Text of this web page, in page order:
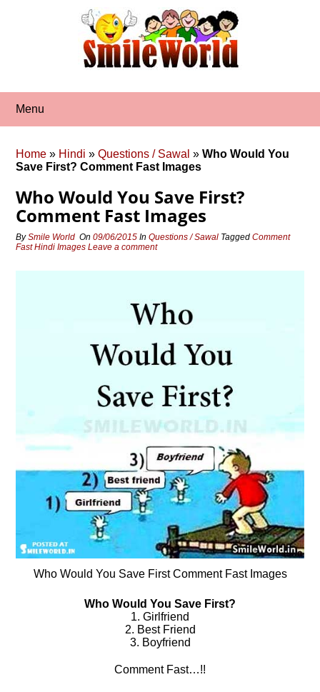
Menu
Home » Hindi »Questions / Sawal »Who Would You
Save First? Comment Fast Images
Who Would You Save First?
Comment Fast Images
BySmile World On09/06/2015 InQuestions / Sawal TaggedComment
Fast Hindi Images Leave a comment
Who Would You Save First Comment Fast Images
Who Would You Save First?
1. Girlfriend
2. Best Friend
3. Boyfriend
Comment Fast…!!